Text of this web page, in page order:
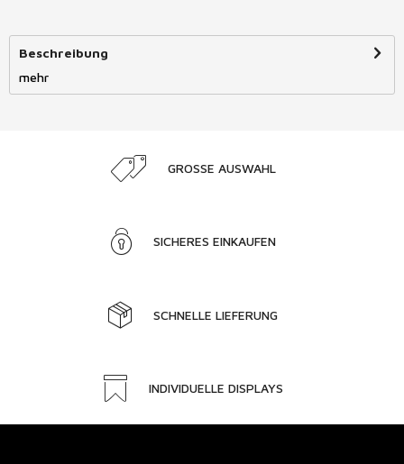
Beschreibung
mehr
GROSSE AUSWAHL
SICHERES EINKAUFEN
SCHNELLE LIEFERUNG
INDIVIDUELLE DISPLAYS